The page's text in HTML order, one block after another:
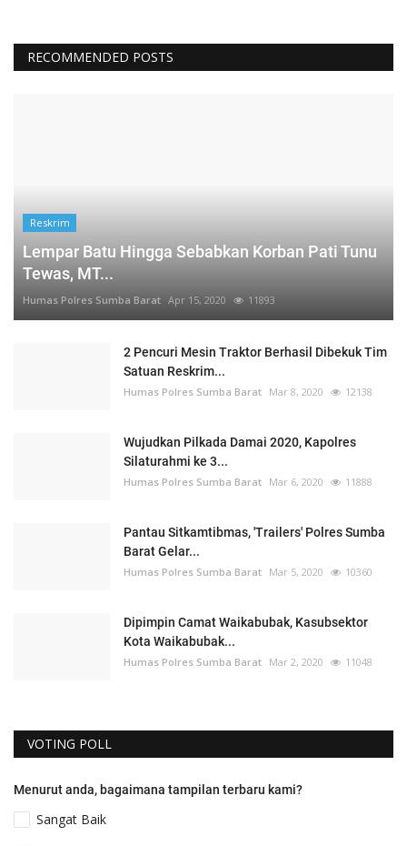
RECOMMENDED POSTS
Reskrim
Lempar Batu Hingga Sebabkan Korban Pati Tunu
Tewas, MT...
Humas Polres Sumba Barat Apr 15, 2020 11893
2 Pencuri Mesin Traktor Berhasil Dibekuk Tim
Satuan Reskrim...
Humas Polres Sumba Barat Mar 8, 2020 12138
Wujudkan Pilkada Damai 2020, Kapolres
Silaturahmi ke 3...
Humas Polres Sumba Barat Mar 6, 2020 11888
Pantau Sitkamtibmas, 'Trailers' Polres Sumba
Barat Gelar...
Humas Polres Sumba Barat Mar 5, 2020 10360
Dipimpin Camat Waikabubak, Kasubsektor
Kota Waikabubak...
Humas Polres Sumba Barat Mar 2, 2020 11048
VOTING POLL
Menurut anda, bagaimana tampilan terbaru kami?
Sangat Baik